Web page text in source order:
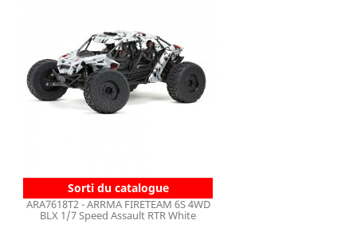
Sorti du catalogue
ARA7618T2 - ARRMA FIRETEAM 6S 4WD
BLX 1/7 Speed Assault RTR White